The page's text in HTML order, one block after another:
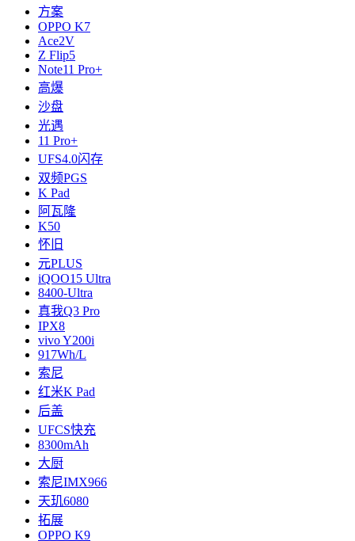
方案
OPPO K7
Ace2V
Z Flip5
Note11 Pro+
高爆
沙盘
光遇
11 Pro+
UFS4.0闪存
双频PGS
K Pad
阿瓦隆
K50
怀旧
元PLUS
iQOO15 Ultra
8400-Ultra
真我Q3 Pro
IPX8
vivo Y200i
917Wh/L
索尼
红米K Pad
后盖
UFCS快充
8300mAh
大厨
索尼IMX966
天玑6080
拓展
OPPO K9